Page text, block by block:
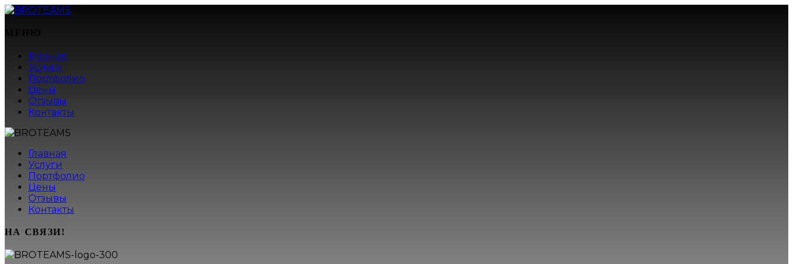
Главная
Услуги
Портфолио
Цены
Отзывы
Контакты
Главная
Услуги
Портфолио
Цены
Отзывы
Контакты
НА СВЯЗИ!